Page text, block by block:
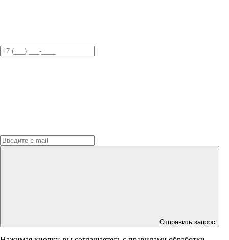
Отправить запрос